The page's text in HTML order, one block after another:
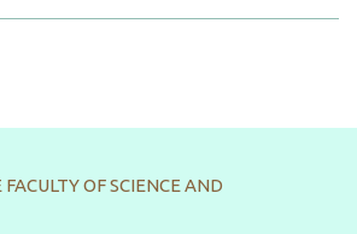
OF SCIENCE AND